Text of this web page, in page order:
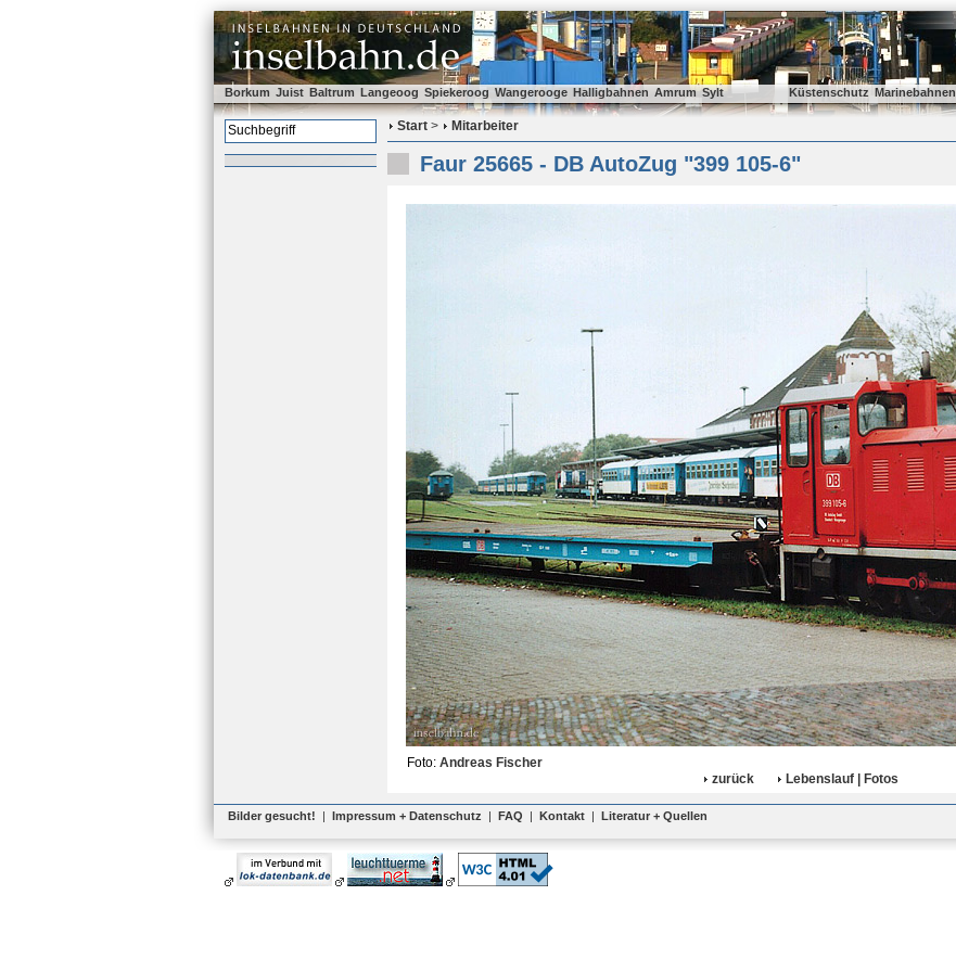
Borkum Juist Baltrum Langeoog Spiekeroog Wangerooge Halligbahnen Amrum Sylt Küstenschutz Marinebahnen
Start > Mitarbeiter
Faur 25665 - DB AutoZug "399 105-6"
Foto: Andreas Fischer
zurück
Lebenslauf | Fotos
Bilder gesucht! | Impressum + Datenschutz | FAQ | Kontakt | Literatur + Quellen